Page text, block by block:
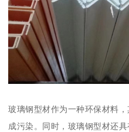
玻璃钢型材作为一种环保材料
成污染。同时，玻璃钢型材还